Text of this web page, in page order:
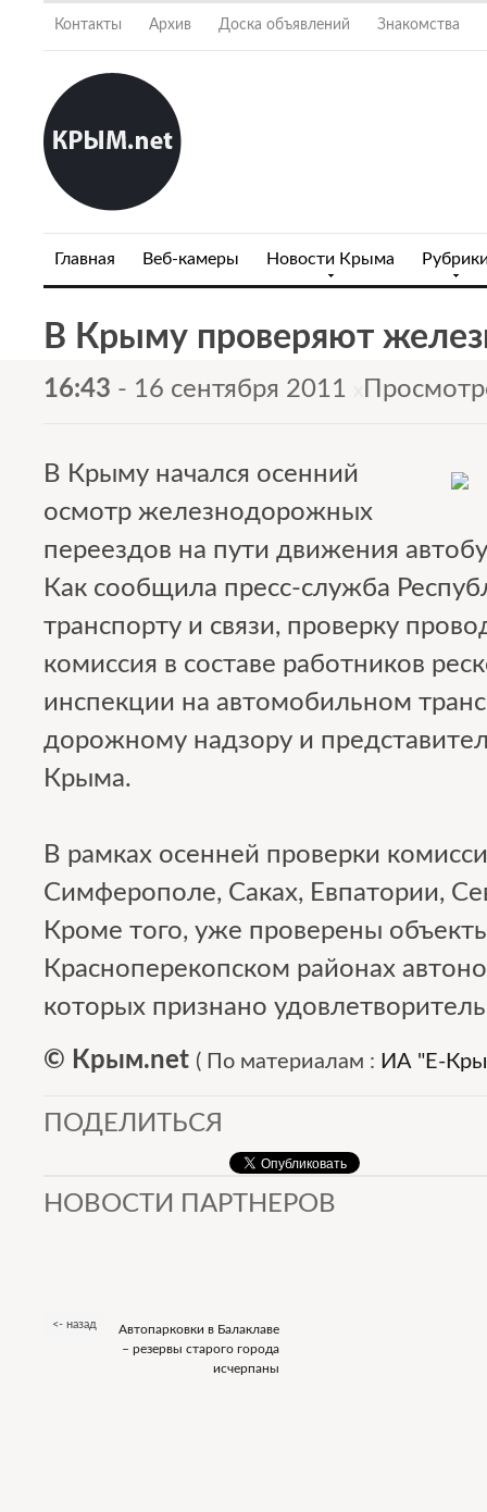
Контакты Архив Доска объявлений Знакомства
Главная Веб-камеры Новости Крыма
В Крыму проверяют
16:43 - 16 сентября 2011
В Крыму начался осенний
осмотр железнодорожных
переездов на пути движения
Как сообщила пресс-служба
транспорту и связи, проверку
комиссия в составе работников
инспекции на автомобильном
дорожному надзору и
Крыма.
В рамках осенней проверки
Симферополе, Саках, Евпатории,
Кроме того, уже проверены
Красноперекопском районах
которых признано
© Крым.net ( По материалам : ИА "E-
ПОДЕЛИТЬСЯ
НОВОСТИ ПАРТНЕРОВ
<- назад
Автопарковки в Балаклаве
– резервы старого города
исчерпаны